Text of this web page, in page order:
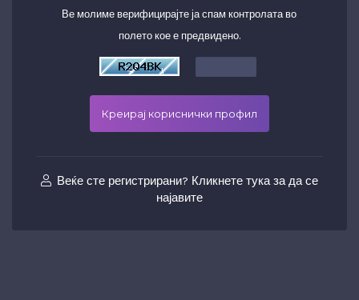
Ве молиме верифицирајте ја спам контролата во
полето кое е предвидено.
Веќе сте регистрирани? Кликнете тука за да се
најавите